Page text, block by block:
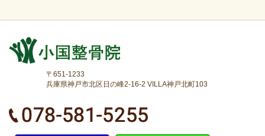
〒651-1233
兵庫県神戸市北区日の峰2-16-2 VILLA神戸北町103